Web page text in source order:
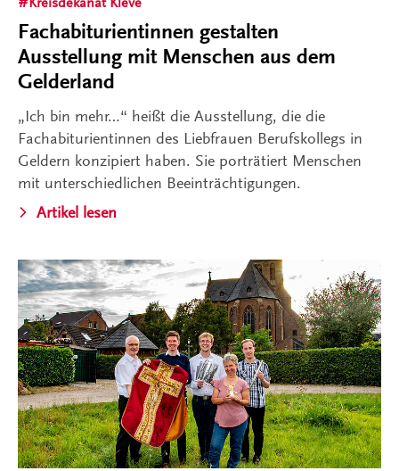
Fachabiturientinnen gestalten
Ausstellung mit Menschen aus dem
Gelderland
„Ich bin mehr…“ heißt die Ausstellung, die die
Fachabiturientinnen des Liebfrauen Berufskollegs in
Geldern konzipiert haben. Sie porträtiert Menschen
mit unterschiedlichen Beeinträchtigungen.
Artikel lesen